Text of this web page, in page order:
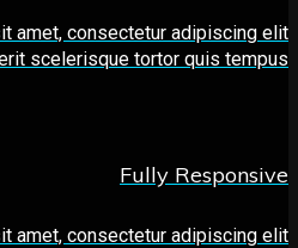
sit amet, consectetur
scelerisque tortor quis
Fully
sit amet, consectetur